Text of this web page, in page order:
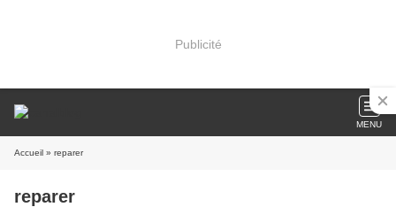
Publicité
MENU
Accueil » reparer
reparer